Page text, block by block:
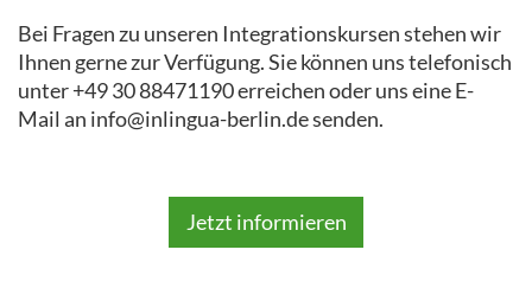
Bei Fragen zu unseren Integrationskursen stehen wir
Ihnen gerne zur Verfügung. Sie können uns telefonisch
unter +49 30 88471190 erreichen oder uns eine E-
Mail an info@inlingua-berlin.de senden.
Jetzt informieren